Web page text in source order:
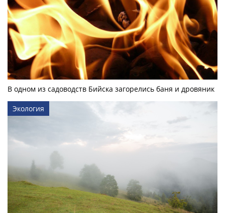
В одном из садоводств Бийска загорелись баня и дровяник
Экология